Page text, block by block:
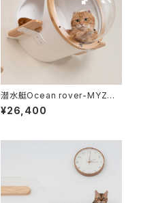
潜水艇Ocean rover-MYZOO
【nekokobo select】
¥26,400